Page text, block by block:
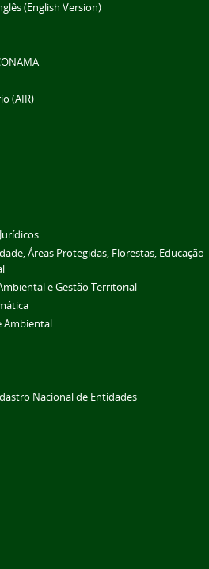
(English Version)
(AIR)
Áreas Protegidas, Florestas, Educação
e Gestão Territorial
Ambiental
Nacional de Entidades